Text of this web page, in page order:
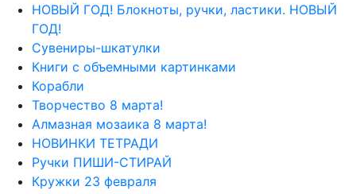
НОВЫЙ ГОД! Блокноты, ручки, ластики. НОВЫЙ
ГОД!
Сувениры-шкатулки
Книги с объемными картинками
Корабли
Творчество 8 марта!
Алмазная мозаика 8 марта!
НОВИНКИ ТЕТРАДИ
Ручки ПИШИ-СТИРАЙ
Кружки 23 февраля